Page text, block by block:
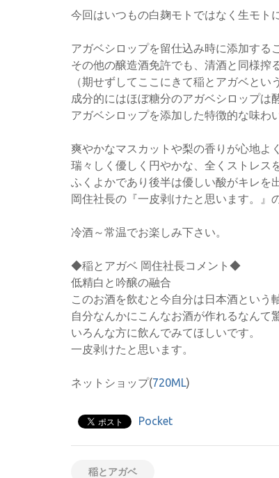
今回はいつもの白麹モトではなく生モト
アガベシロップを留仕込み時に添加する
その他の醸造酒免許でも、清酒と同様搾
（期せずしてここにきて稲とアガベとい
成分的にはほぼ糖分のアガベシロップは
アガベシロップを添加した特徴的な味わ
爽やかなマスカットや梨の香りが心地よ
瑞々しく優しく円やかな、全くストレス
ふくよかであり後半は優しい酸がキレを
岡住社長の『一皮剥けたと思います。』
冷酒～常温でお楽しみ下さい。
◆稲とアガベ 岡住社長コメント◆
低精白と吟醸の融合
このお酒を飲むと今自分は日本酒という
自分なんかにこんなお酒が作れるなんて
いろんな方に飲んでみてほしいです。
一皮剥けたと思います。
ネットショップ(720ML)
Pocket
稲とアガベ